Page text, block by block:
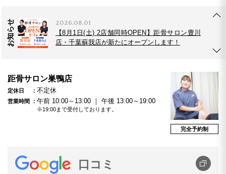
お知らせ 2026.08.01
【8月1日(土) 2店舗同時OPEN】距骨サロン豊川
店・千葉蘇我店が新たにオープンします！
2026.07.17
【キョコまちVol.6】国宝級！輝くドラゴン櫻と
癒しのマドンナ 距骨サロン松本店
距骨サロン巣鴨店
定休日 不定休
営業時間 午前 10:00～13:00 ｜ 午後 13:00～19:00
※19:00まで受付しております。
完全予約制
口コミ